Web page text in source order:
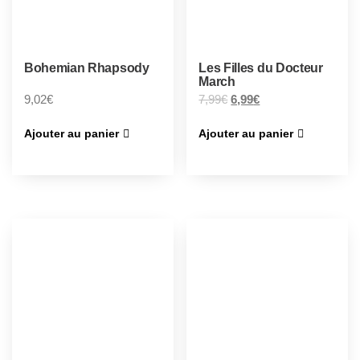
Bohemian Rhapsody
9,02€
Ajouter au panier
Les Filles du Docteur
March
7,99€ 6,99€
Ajouter au panier